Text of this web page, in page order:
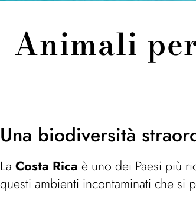
Animali
Una biodiversità
La Costa Rica è uno dei Paesi più
questi ambienti incontaminati che si